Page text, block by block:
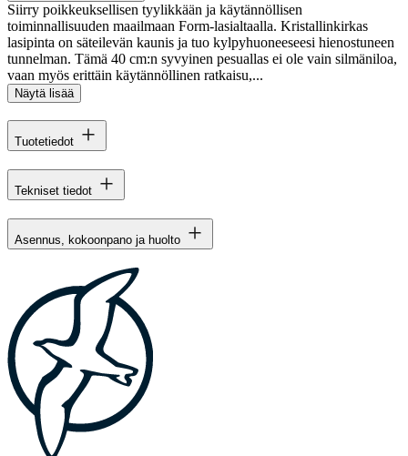
Siirry poikkeuksellisen tyylikkään ja käytännöllisen
toiminnallisuuden maailmaan Form-lasialtaalla. Kristallinkirkas
lasipinta on säteilevän kaunis ja tuo kylpyhuoneeseesi hienostuneen
tunnelman. Tämä 40 cm:n syvyinen pesuallas ei ole vain silmäniloa,
vaan myös erittäin käytännöllinen ratkaisu,...
Näytä lisää
Tuotetiedot
Tekniset tiedot
Asennus, kokoonpano ja huolto